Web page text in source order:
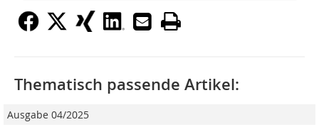
Thematisch passende Artikel:
Ausgabe 04/2025